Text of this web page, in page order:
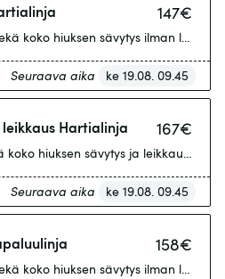
147€
koko hiuksen sävytys ilman
Seuraava aika ke 19.08. 09.45
Hartialinja 167€
koko hiuksen sävytys ja leikkaus.
Seuraava aika ke 19.08. 09.45
158€
koko hiuksen sävytys ilman